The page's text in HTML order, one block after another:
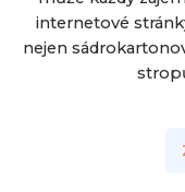
internetové
nejen